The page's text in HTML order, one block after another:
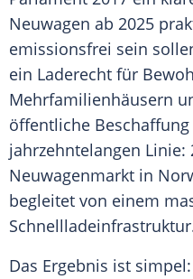
Neuwagen ab 2025
emissionsfrei sein
ein Laderecht für
Mehrfamilienhäusern
öffentliche
jahrzehntelangen Linie:
Neuwagenmarkt in
begleitet von einem
Das Ergebnis ist